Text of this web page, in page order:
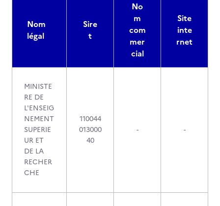
Nom
légal
Sire
t
No
m
com
mer
cial
Site
inte
rnet
MINISTE
RE DE
L'ENSEIG
NEMENT
SUPERIE
UR ET
DE LA
RECHER
CHE
110044
013000
40
- -